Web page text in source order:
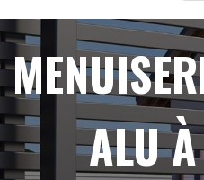
ALU